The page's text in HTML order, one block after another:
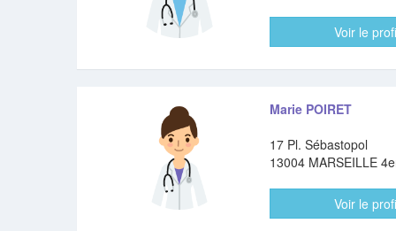
Voir le
Marie POIRET
17 Pl. Sébastopol
13004 MARSEILLE
Voir le